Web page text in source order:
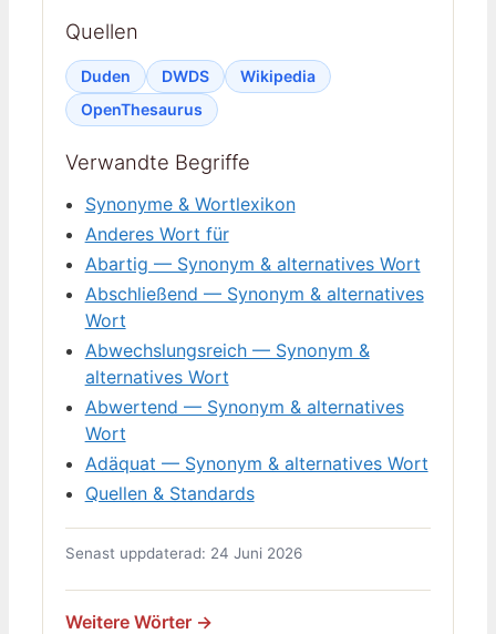
Quellen
Duden DWDS
Wikipedia
OpenThesaurus
Verwandte Begriffe
Synonyme & Wortlexikon
Anderes Wort für
Abartig — Synonym & alternatives Wort
Abschließend — Synonym & alternatives
Wort
Abwechslungsreich — Synonym &
alternatives Wort
Abwertend — Synonym & alternatives
Wort
Adäquat — Synonym & alternatives Wort
Quellen & Standards
Senast uppdaterad: 24 Juni 2026
Weitere Wörter →